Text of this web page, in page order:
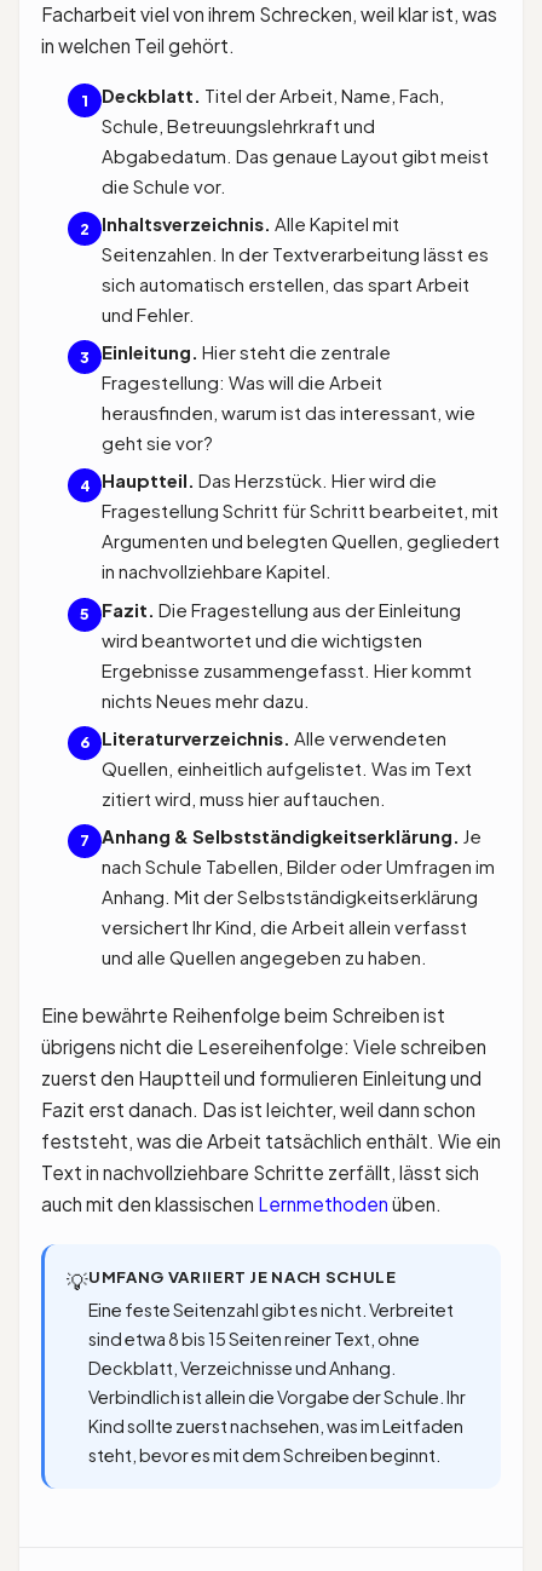
Facharbeit viel von ihrem Schrecken, weil klar ist, was
in welchen Teil gehört.
1 Deckblatt. Titel der Arbeit, Name, Fach,
Schule, Betreuungslehrkraft und
Abgabedatum. Das genaue Layout gibt meist
die Schule vor.
2 Inhaltsverzeichnis. Alle Kapitel mit
Seitenzahlen. In der Textverarbeitung lässt es
sich automatisch erstellen, das spart Arbeit
und Fehler.
3 Einleitung. Hier steht die zentrale
Fragestellung: Was will die Arbeit
herausfinden, warum ist das interessant, wie
geht sie vor?
4 Hauptteil. Das Herzstück. Hier wird die
Fragestellung Schritt für Schritt bearbeitet, mit
Argumenten und belegten Quellen, gegliedert
in nachvollziehbare Kapitel.
5 Fazit. Die Fragestellung aus der Einleitung
wird beantwortet und die wichtigsten
Ergebnisse zusammengefasst. Hier kommt
nichts Neues mehr dazu.
6 Literaturverzeichnis. Alle verwendeten
Quellen, einheitlich aufgelistet. Was im Text
zitiert wird, muss hier auftauchen.
7 Anhang & Selbstständigkeitserklärung. Je
nach Schule Tabellen, Bilder oder Umfragen im
Anhang. Mit der Selbstständigkeitserklärung
versichert Ihr Kind, die Arbeit allein verfasst
und alle Quellen angegeben zu haben.
Eine bewährte Reihenfolge beim Schreiben ist
übrigens nicht die Lesereihenfolge: Viele schreiben
zuerst den Hauptteil und formulieren Einleitung und
Fazit erst danach. Das ist leichter, weil dann schon
feststeht, was die Arbeit tatsächlich enthält. Wie ein
Text in nachvollziehbare Schritte zerfällt, lässt sich
auch mit den klassischen Lernmethoden üben.
💡UMFANG VARIIERT JE NACH SCHULE
Eine feste Seitenzahl gibt es nicht. Verbreitet
sind etwa 8 bis 15 Seiten reiner Text, ohne
Deckblatt, Verzeichnisse und Anhang.
Verbindlich ist allein die Vorgabe der Schule. Ihr
Kind sollte zuerst nachsehen, was im Leitfaden
steht, bevor es mit dem Schreiben beginnt.